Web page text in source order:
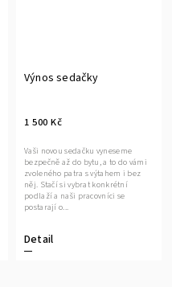
Výnos sedačky
1 500 Kč
Detail
Vaši novou sedačku vyneseme
bezpečně až do bytu, a to do vámi
zvoleného patra s výtahem i bez
něj. Stačí si vybrat konkrétní
podlaží a naši pracovníci se
postarají o...